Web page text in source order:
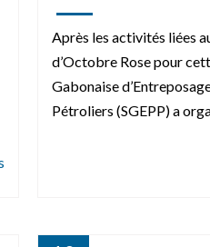
Après les activités liées
d’Octobre Rose pour
Gabonaise
Pétroliers (SGEPP) a